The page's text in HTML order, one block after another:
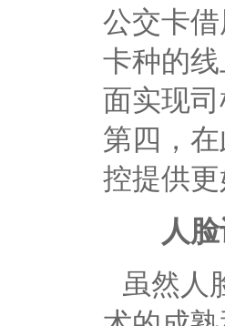
公交卡
卡种的
面实现
第四，
控提供
人脸
虽然人